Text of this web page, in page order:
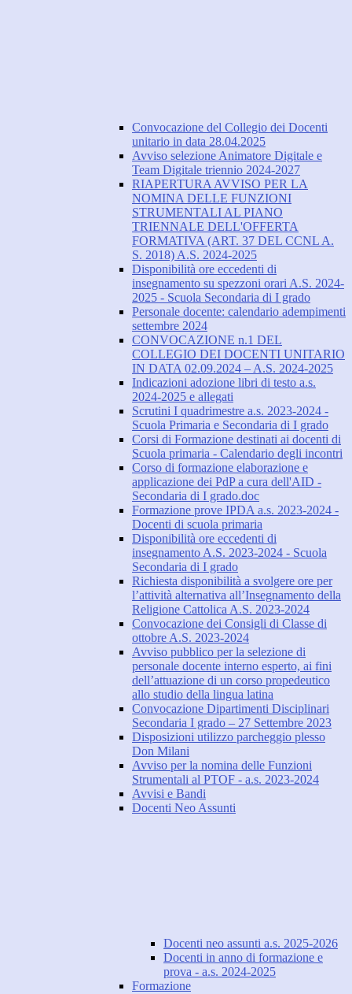
Convocazione del Collegio dei Docenti
unitario in data 28.04.2025
Avviso selezione Animatore Digitale e
Team Digitale triennio 2024-2027
RIAPERTURA AVVISO PER LA
NOMINA DELLE FUNZIONI
STRUMENTALI AL PIANO
TRIENNALE DELL'OFFERTA
FORMATIVA (ART. 37 DEL CCNL A.
S. 2018) A.S. 2024-2025
Disponibilità ore eccedenti di
insegnamento su spezzoni orari A.S. 2024-
2025 - Scuola Secondaria di I grado
Personale docente: calendario adempimenti
settembre 2024
CONVOCAZIONE n.1 DEL
COLLEGIO DEI DOCENTI UNITARIO
IN DATA 02.09.2024 – A.S. 2024-2025
Indicazioni adozione libri di testo a.s.
2024-2025 e allegati
Scrutini I quadrimestre a.s. 2023-2024 -
Scuola Primaria e Secondaria di I grado
Corsi di Formazione destinati ai docenti di
Scuola primaria - Calendario degli incontri
Corso di formazione elaborazione e
applicazione dei PdP a cura dell'AID -
Secondaria di I grado.doc
Formazione prove IPDA a.s. 2023-2024 -
Docenti di scuola primaria
Disponibilità ore eccedenti di
insegnamento A.S. 2023-2024 - Scuola
Secondaria di I grado
Richiesta disponibilità a svolgere ore per
l’attività alternativa all’Insegnamento della
Religione Cattolica A.S. 2023-2024
Convocazione dei Consigli di Classe di
ottobre A.S. 2023-2024
Avviso pubblico per la selezione di
personale docente interno esperto, ai fini
dell’attuazione di un corso propedeutico
allo studio della lingua latina
Convocazione Dipartimenti Disciplinari
Secondaria I grado – 27 Settembre 2023
Disposizioni utilizzo parcheggio plesso
Don Milani
Avviso per la nomina delle Funzioni
Strumentali al PTOF - a.s. 2023-2024
Avvisi e Bandi
Docenti Neo Assunti
Docenti neo assunti a.s. 2025-2026
Docenti in anno di formazione e
prova - a.s. 2024-2025
Formazione